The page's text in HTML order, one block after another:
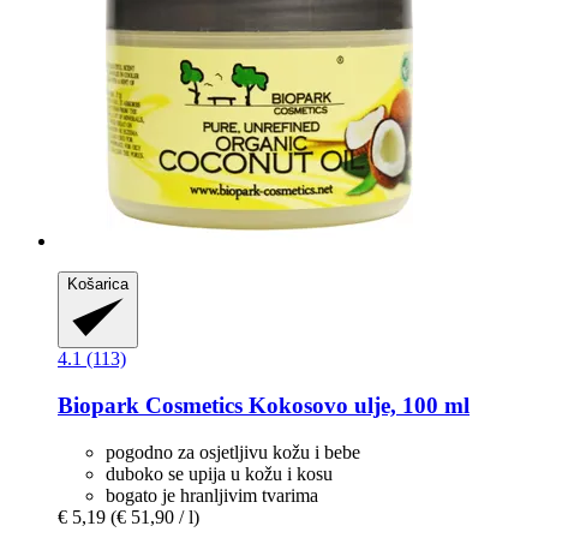
Košarica
4.1 (113)
Biopark Cosmetics Kokosovo ulje, 100 ml
pogodno za osjetljivu kožu i bebe
duboko se upija u kožu i kosu
bogato je hranljivim tvarima
€ 5,19 (€ 51,90 / l)